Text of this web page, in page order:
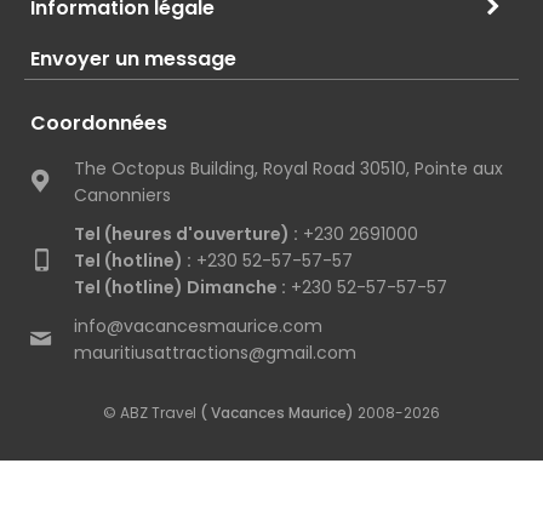
Information légale
Envoyer un message
Coordonnées
The Octopus Building, Royal Road 30510, Pointe aux
Canonniers
Tel (heures d'ouverture) : +230 2691000
Tel (hotline) : +230 52-57-57-57
Tel (hotline) Dimanche : +230 52-57-57-57
info@vacancesmaurice.com
mauritiusattractions@gmail.com
© ABZ Travel ( Vacances Maurice) 2008-2026